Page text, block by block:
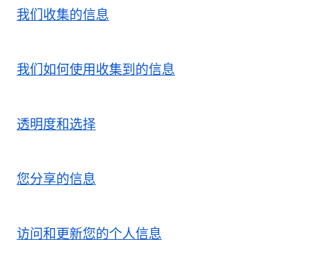
我们收集的信息
我们如何使用收集到的信息
透明度和选择
您分享的信息
访问和更新您的个人信息